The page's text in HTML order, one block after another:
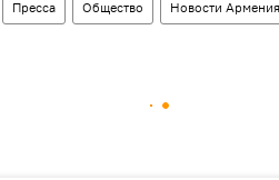
Пресса Общество Новости Армения